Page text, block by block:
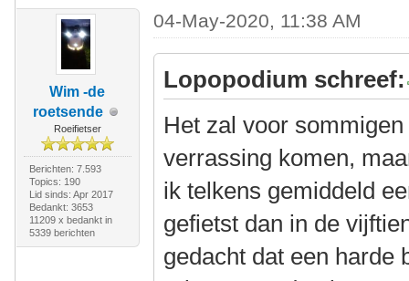
Wim -de
roetsende
Roeifietser
Berichten: 7.593
Topics: 190
Lid sinds: Apr 2017
Bedankt: 3653
11209 x bedankt in
5339 berichten
04-May-2020, 11:38 AM
Lopopodium schreef:
Het zal voor
verrassing komen,
ik telkens gemiddeld
gefietst dan in de
gedacht dat een harde